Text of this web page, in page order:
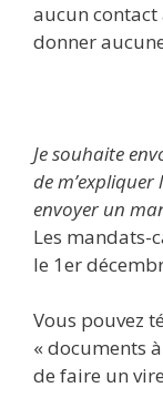
aucun contact
donner
Je souhaite
de
envoyer un
Les mandats-
le 1er
Vous pouvez
« documents
de faire un